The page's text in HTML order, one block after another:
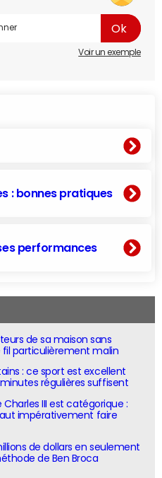
Voir un exemple
: bonnes pratiques
performances
de sa maison sans
particulièrement malin
: ce sport est excellent
régulières suffisent
Charles III est catégorique :
impérativement faire
de dollars en seulement
de Ben Broca